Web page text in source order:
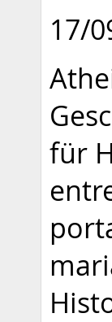
17/
für